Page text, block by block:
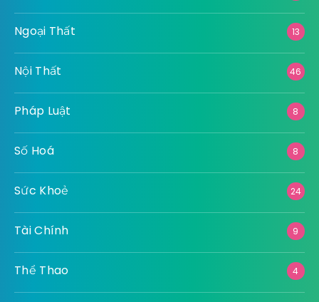
Ngoại Thất 13
Nội Thất 46
Pháp Luật 8
Số Hoá 8
Sức Khoẻ 24
Tài Chính 9
Thể Thao 4